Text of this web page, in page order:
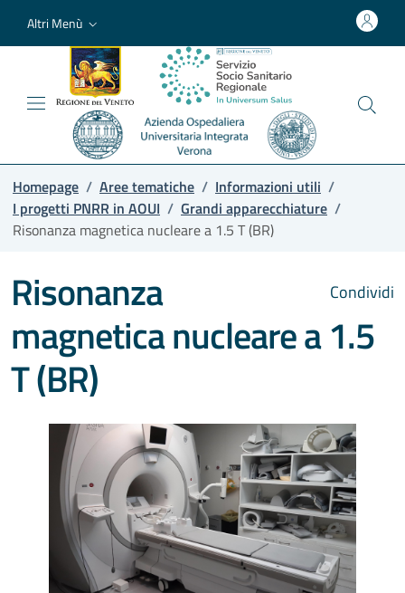
Altri Menù
Homepage / Aree tematiche / Informazioni utili /
I progetti PNRR in AOUI / Grandi apparecchiature /
Risonanza magnetica nucleare a 1.5 T (BR)
Condividi
Risonanza
magnetica nucleare a 1.5
T (BR)